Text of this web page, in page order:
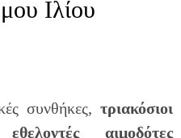
Ιλίου
συνθήκες, τριακόσιοι
αιμοδότες